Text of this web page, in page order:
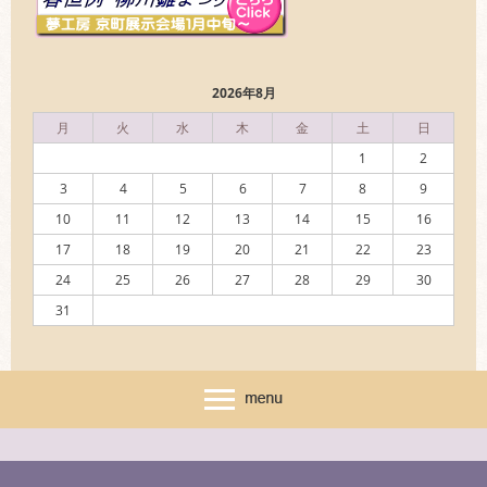
2026年8月
月
火 水 木 金 土
日
1
2
3
4 5 6 7 8
9
10
11 12 13 14 15
16
17
18 19 20 21 22
23
24
25 26 27 28 29
30
31